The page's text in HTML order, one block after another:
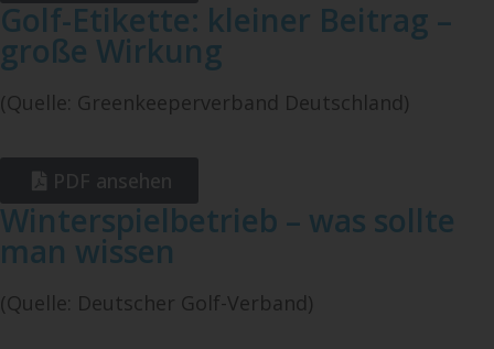
Golf-Etikette: kleiner Beitrag –
große Wirkung
(Quelle: Greenkeeperverband Deutschland)
PDF ansehen
Winterspielbetrieb – was sollte
man wissen
(Quelle: Deutscher Golf-Verband)